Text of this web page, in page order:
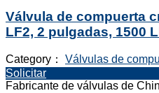
Válvula de compuerta
LF2, 2 pulgadas, 1500
Category： Válvulas de
Solicitar
Fabricante de válvulas de